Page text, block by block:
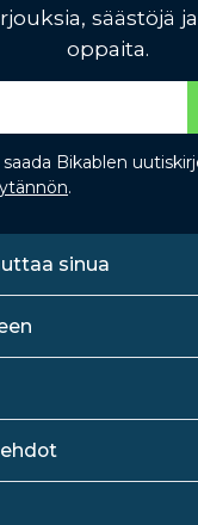
säästöjä
oppaita.
saada Bikablen
.
sinua